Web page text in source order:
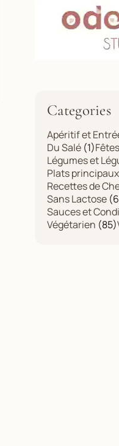
Categories
Apéritif et
Du Salé (1)Fêtes
Légumes et
Plats principaux
Recettes de
Sans Lactose
Sauces et
Végétarien (85)